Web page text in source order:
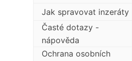
Jak spravovat inzeráty
Časté dotazy -
nápověda
Ochrana osobních